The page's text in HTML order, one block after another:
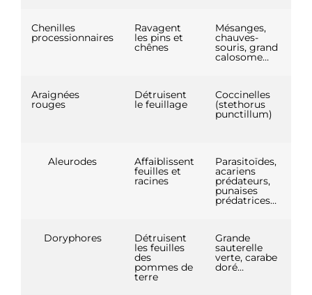
Chenilles
processionnaires
Ravagent
les pins et
chênes
Mésanges,
chauves-
souris, grand
calosome…
Araignées
rouges
Détruisent
le feuillage
Coccinelles
(stethorus
punctillum)
Aleurodes Affaiblissent
feuilles et
racines
Parasitoïdes,
acariens
prédateurs,
punaises
prédatrices…
Doryphores Détruisent
les feuilles
des
pommes de
terre
Grande
sauterelle
verte, carabe
doré…